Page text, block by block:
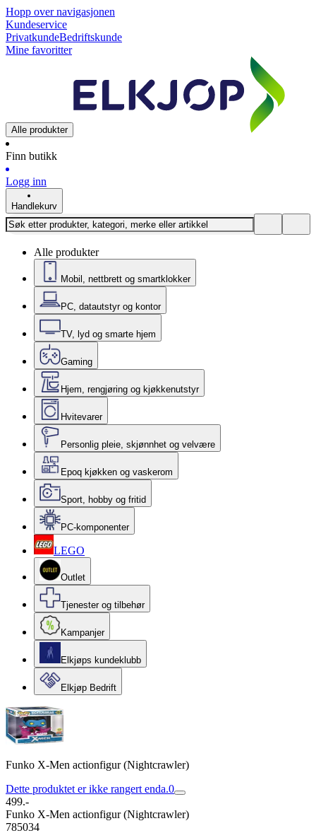
Hopp over navigasjonen
Kundeservice
PrivatkundeBedriftskunde
Mine favoritter
Alle produkter
Finn butikk
Logg inn
Handlekurv
Alle produkter
Mobil, nettbrett og smartklokker
PC, datautstyr og kontor
TV, lyd og smarte hjem
Gaming
Hjem, rengjøring og kjøkkenutstyr
Hvitevarer
Personlig pleie, skjønnhet og velvære
Epoq kjøkken og vaskerom
Sport, hobby og fritid
PC-komponenter
LEGO
Outlet
Tjenester og tilbehør
Kampanjer
Elkjøps kundeklubb
Elkjøp Bedrift
Funko X-Men actionfigur (Nightcrawler)
Dette produktet er ikke rangert enda.0
499.-
Funko X-Men actionfigur (Nightcrawler)
785034